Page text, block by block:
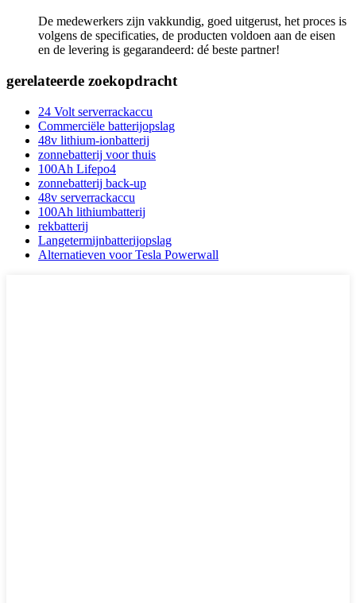
De medewerkers zijn vakkundig, goed uitgerust, het proces is
volgens de specificaties, de producten voldoen aan de eisen
en de levering is gegarandeerd: dé beste partner!
gerelateerde zoekopdracht
24 Volt serverrackaccu
Commerciële batterijopslag
48v lithium-ionbatterij
zonnebatterij voor thuis
100Ah Lifepo4
zonnebatterij back-up
48v serverrackaccu
100Ah lithiumbatterij
rekbatterij
Langetermijnbatterijopslag
Alternatieven voor Tesla Powerwall